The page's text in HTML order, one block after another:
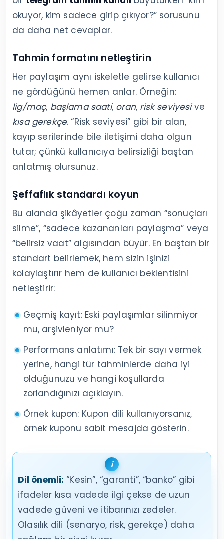
okuyor, kim sadece girip çıkıyor?” sorusunu
da daha net cevaplar.
Tahmin formatını netleştirin
Her paylaşım aynı iskeletle gelirse kullanıcı
ne gördüğünü hemen anlar. Örneğin:
lig/maç, başlama saati, oran, risk seviyesive
kısa gerekçe. “Risk seviyesi” gibi bir alan,
kayıp serilerinde bile iletişimi daha olgun
tutar; çünkü kullanıcıya belirsizliği baştan
anlatmış olursunuz.
Şeffaflık standardı koyun
Bu alanda şikâyetler çoğu zaman “sonuçları
silme”, “sadece kazananları paylaşma” veya
“belirsiz vaat” algısından büyür. En baştan bir
standart belirlemek, hem sizin işinizi
kolaylaştırır hem de kullanıcı beklentisini
netleştirir:
Geçmiş kayıt: Eski paylaşımlar silinmiyor
mu, arşivleniyor mu?
Performans anlatımı: Tek bir sayı vermek
yerine, hangi tür tahminlerde daha iyi
olduğunuzu ve hangi koşullarda
zorlandığınızı açıklayın.
Örnek kupon: Kupon dili kullanıyorsanız,
örnek kuponu sabit mesajda gösterin.
Dil önemli: “Kesin”, “garanti”, “banko” gibi
ifadeler kısa vadede ilgi çekse de uzun
vadede güveni ve itibarınızı zedeler.
Olasılık dili (senaryo, risk, gerekçe) daha